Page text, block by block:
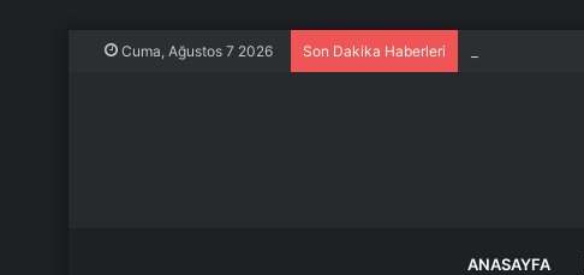
Cuma, Ağustos 7 2026 Son Dakika Haberleri
ANASAYFA